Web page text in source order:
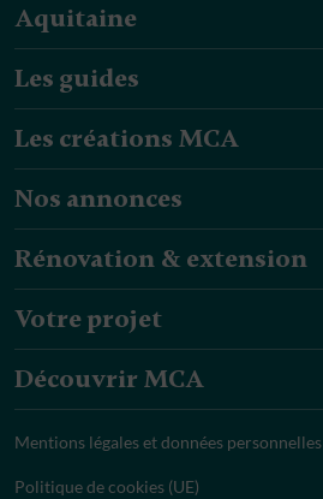
Aquitaine
Les guides
Les créations MCA
Nos annonces
Rénovation & extension
Votre projet
Découvrir MCA
Mentions légales et données personnelles
Politique de cookies (UE)